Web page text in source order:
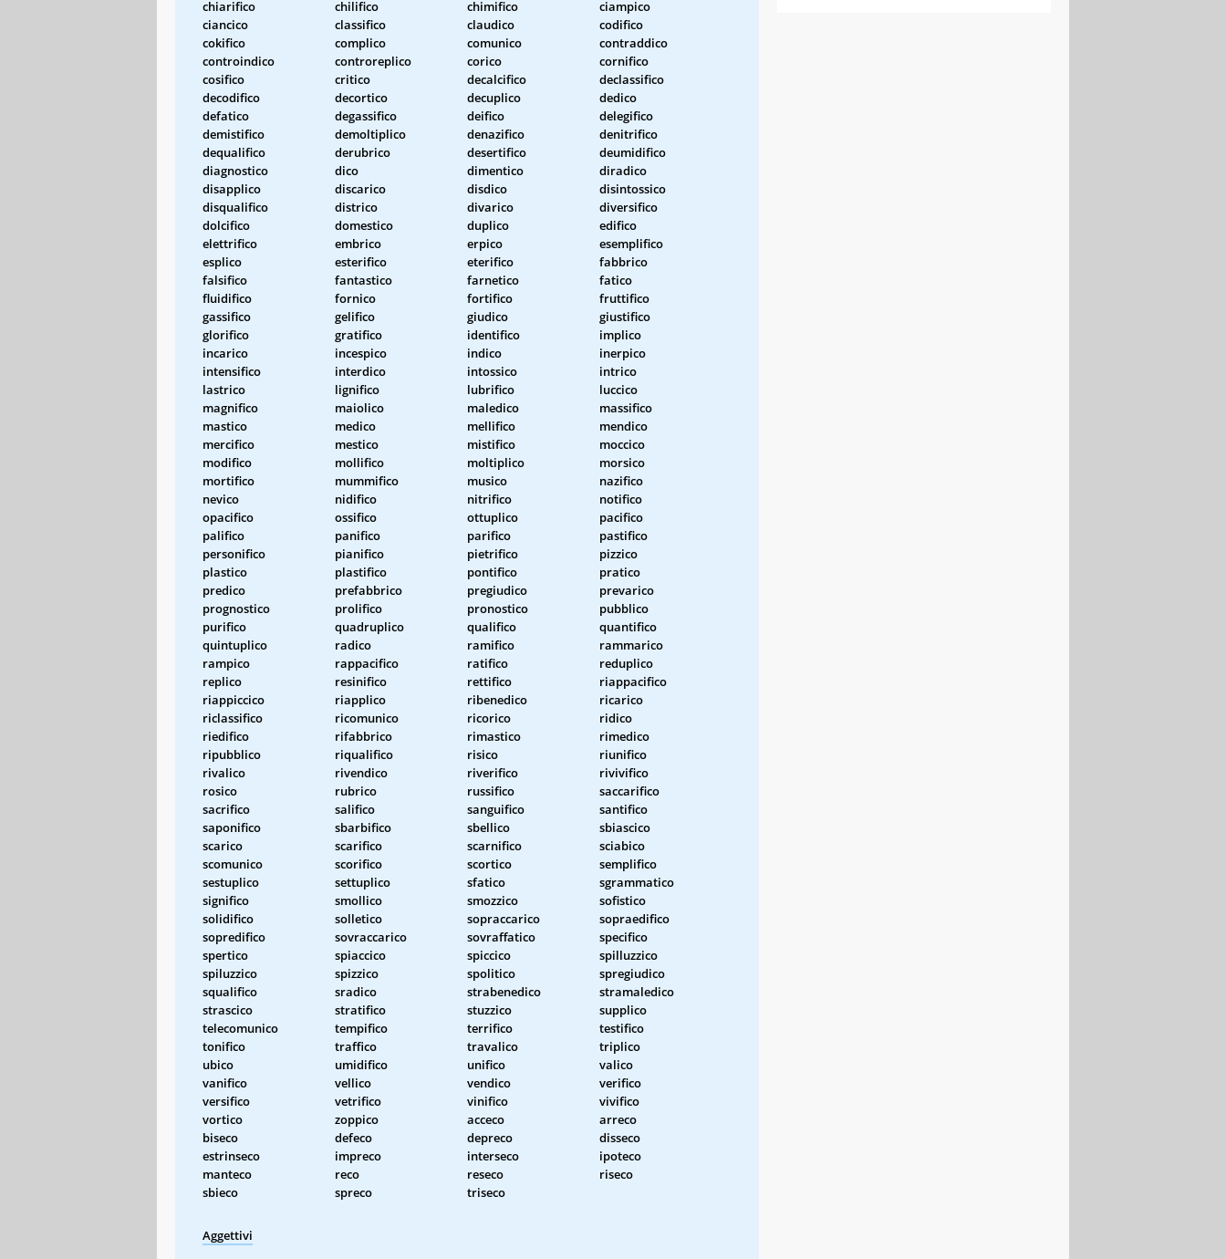
chiarifico
chilifico chimifico
ciampico
ciancico
classifico claudico
codifico
cokifico
complico comunico
contraddico
controindico
controreplico corico
cornifico
cosifico
critico decalcifico
declassifico
decodifico
decortico decuplico
dedico
defatico
degassifico deifico
delegifico
demistifico
demoltiplico denazifico
denitrifico
dequalifico
derubrico desertifico
deumidifico
diagnostico
dico dimentico
diradico
disapplico
discarico disdico
disintossico
disqualifico
districo divarico
diversifico
dolcifico
domestico duplico
edifico
elettrifico
embrico erpico
esemplifico
esplico
esterifico eterifico
fabbrico
falsifico
fantastico farnetico
fatico
fluidifico
fornico fortifico
fruttifico
gassifico
gelifico giudico
giustifico
glorifico
gratifico identifico
implico
incarico
incespico indico
inerpico
intensifico
interdico intossico
intrico
lastrico
lignifico lubrifico
luccico
magnifico
maiolico maledico
massifico
mastico
medico mellifico
mendico
mercifico
mestico mistifico
moccico
modifico
mollifico moltiplico
morsico
mortifico
mummifico musico
nazifico
nevico
nidifico nitrifico
notifico
opacifico
ossifico ottuplico
pacifico
palifico
panifico parifico
pastifico
personifico
pianifico pietrifico
pizzico
plastico
plastifico pontifico
pratico
predico
prefabbrico pregiudico
prevarico
prognostico
prolifico pronostico
pubblico
purifico
quadruplico qualifico
quantifico
quintuplico
radico ramifico
rammarico
rampico
rappacifico ratifico
reduplico
replico
resinifico rettifico
riappacifico
riappiccico
riapplico ribenedico
ricarico
riclassifico
ricomunico ricorico
ridico
riedifico
rifabbrico rimastico
rimedico
ripubblico
riqualifico risico
riunifico
rivalico
rivendico riverifico
rivivifico
rosico
rubrico russifico
saccarifico
sacrifico
salifico sanguifico
santifico
saponifico
sbarbifico sbellico
sbiascico
scarico
scarifico scarnifico
sciabico
scomunico
scorifico scortico
semplifico
sestuplico
settuplico sfatico
sgrammatico
significo
smollico smozzico
sofistico
solidifico
solletico sopraccarico
sopraedifico
sopredifico
sovraccarico sovraffatico
specifico
spertico
spiaccico spiccico
spilluzzico
spiluzzico
spizzico spolitico
spregiudico
squalifico
sradico strabenedico
stramaledico
strascico
stratifico stuzzico
supplico
telecomunico
tempifico terrifico
testifico
tonifico
traffico travalico
triplico
ubico
umidifico unifico
valico
vanifico
vellico vendico
verifico
versifico
vetrifico vinifico
vivifico
vortico
zoppico acceco
arreco
biseco
defeco depreco
disseco
estrinseco
impreco interseco
ipoteco
manteco
reco reseco
riseco
sbieco
spreco triseco
Aggettivi